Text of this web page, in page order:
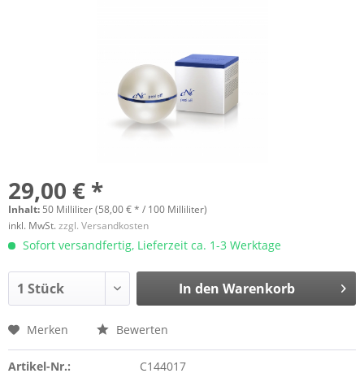
29,00 € *
Inhalt: 50 Milliliter (58,00 € * / 100 Milliliter)
inkl. MwSt.zzgl. Versandkosten
Sofort versandfertig, Lieferzeit ca. 1-3 Werktage
In den Warenkorb
Merken Bewerten
Artikel-Nr.: C144017